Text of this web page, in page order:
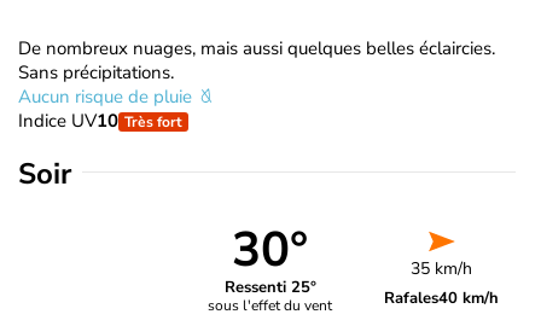
De nombreux nuages, mais aussi quelques belles éclaircies.
Sans précipitations.
Aucun risque de pluie
Indice UV10 Très fort
Soir
30°
Ressenti 25°
sous l'effet du vent
35 km/h
Rafales40 km/h